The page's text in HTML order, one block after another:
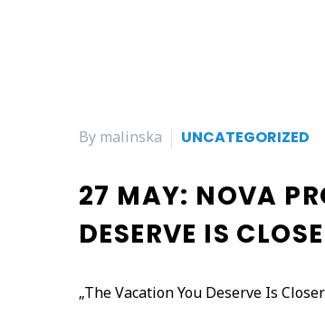
By malinska UNCATEGORIZED
27 MAY: NOVA
DESERVE IS
„The Vacation You Deserve Is